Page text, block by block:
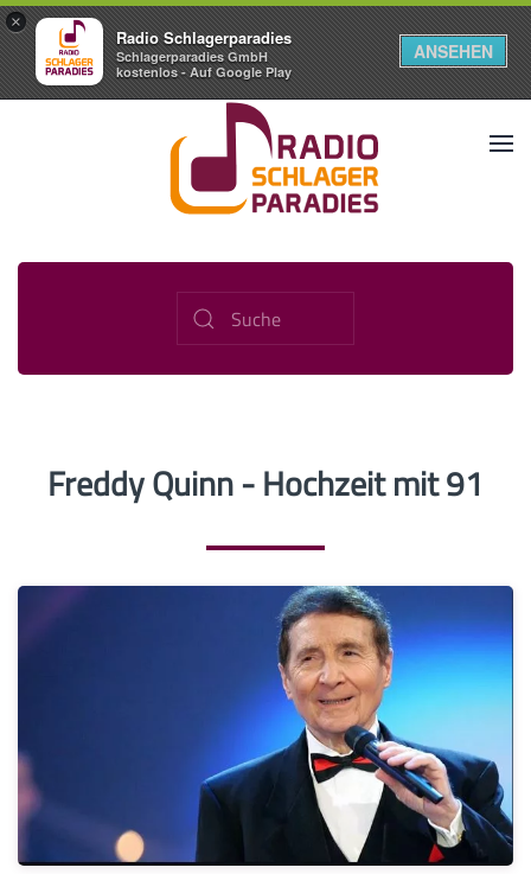
×
Radio Schlagerparadies
Schlagerparadies GmbH
kostenlos - Auf Google Play
ANSEHEN
Freddy Quinn - Hochzeit mit 91